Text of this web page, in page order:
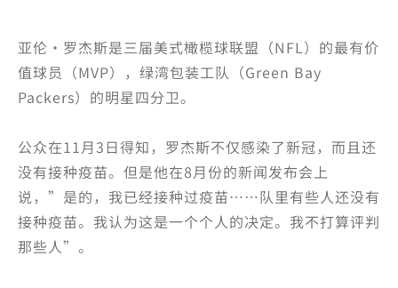
亚伦·罗杰斯是三届美式橄榄球联盟（NFL）的最有价
值球员（MVP），绿湾包装工队（Green Bay
Packers）的明星四分卫。
公众在11月3日得知，罗杰斯不仅感染了新冠，而且还
没有接种疫苗。但是他在8月份的新闻发布会上
说，”是的，我已经接种过疫苗……队里有些人还没有
接种疫苗。我认为这是一个个人的决定。我不打算评判
那些人”。